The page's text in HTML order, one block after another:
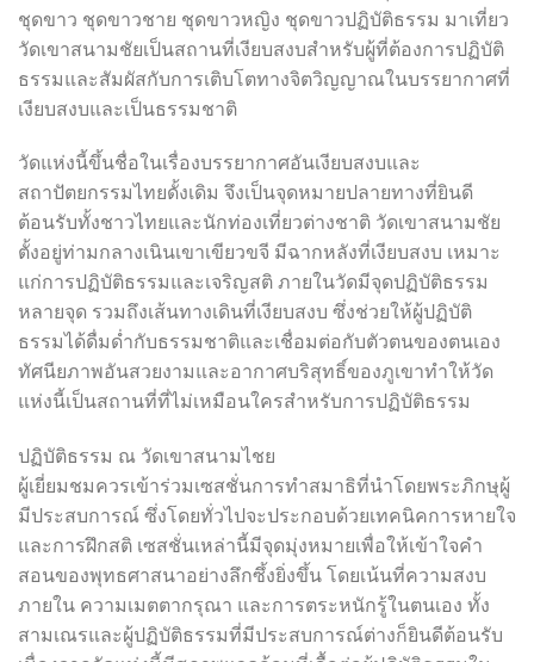
ชุดขาว ชุดขาวชาย ชุดขาวหญิง ชุดขาวปฏิบัติธรรม มาเที่ยว
วัดเขาสนามชัยเป็นสถานที่เงียบสงบสำหรับผู้ที่ต้องการปฏิบัติ
ธรรมและสัมผัสกับการเติบโตทางจิตวิญญาณในบรรยากาศที่
เงียบสงบและเป็นธรรมชาติ
วัดแห่งนี้ขึ้นชื่อในเรื่องบรรยากาศอันเงียบสงบและ
สถาปัตยกรรมไทยดั้งเดิม จึงเป็นจุดหมายปลายทางที่ยินดี
ต้อนรับทั้งชาวไทยและนักท่องเที่ยวต่างชาติ วัดเขาสนามชัย
ตั้งอยู่ท่ามกลางเนินเขาเขียวขจี มีฉากหลังที่เงียบสงบ เหมาะ
แก่การปฏิบัติธรรมและเจริญสติ ภายในวัดมีจุดปฏิบัติธรรม
หลายจุด รวมถึงเส้นทางเดินที่เงียบสงบ ซึ่งช่วยให้ผู้ปฏิบัติ
ธรรมได้ดื่มด่ำกับธรรมชาติและเชื่อมต่อกับตัวตนของตนเอง
ทัศนียภาพอันสวยงามและอากาศบริสุทธิ์ของภูเขาทำให้วัด
แห่งนี้เป็นสถานที่ที่ไม่เหมือนใครสำหรับการปฏิบัติธรรม
ปฏิบัติธรรม ณ วัดเขาสนามไชย
ผู้เยี่ยมชมควรเข้าร่วมเซสชั่นการทำสมาธิที่นำโดยพระภิกษุผู้
มีประสบการณ์ ซึ่งโดยทั่วไปจะประกอบด้วยเทคนิคการหายใจ
และการฝึกสติ เซสชั่นเหล่านี้มีจุดมุ่งหมายเพื่อให้เข้าใจคำ
สอนของพุทธศาสนาอย่างลึกซึ้งยิ่งขึ้น โดยเน้นที่ความสงบ
ภายใน ความเมตตากรุณา และการตระหนักรู้ในตนเอง ทั้ง
สามเณรและผู้ปฏิบัติธรรมที่มีประสบการณ์ต่างก็ยินดีต้อนรับ